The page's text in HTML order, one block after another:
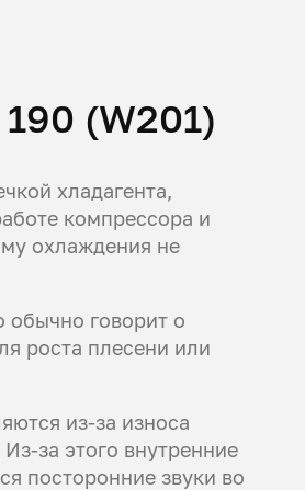
(W201)
хладагента,
компрессора и
охлаждения не
обычно говорит о
роста плесени или
из-за износа
за этого внутренние
посторонние звуки во